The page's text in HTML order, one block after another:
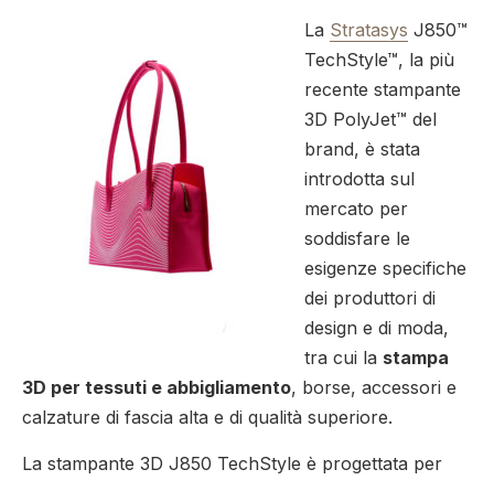
La Stratasys J850™
TechStyle™, la più
recente stampante
3D PolyJet™ del
brand, è stata
introdotta sul
mercato per
soddisfare le
esigenze specifiche
dei produttori di
design e di moda,
tra cui la stampa
3D per tessuti e abbigliamento, borse, accessori e
calzature di fascia alta e di qualità superiore.
La stampante 3D J850 TechStyle è progettata per